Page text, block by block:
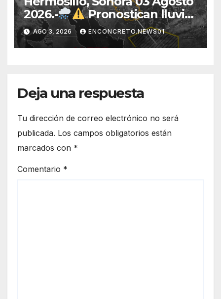
2026.-
Pronostican lluvias
para Hermosillo esta noche;
norte de Sonora registra
mayor potencial de
AGO 3, 2026 ENCONCRETO.NEWS01
Deja una respuesta
Tu dirección de correo electrónico no será
publicada. Los campos obligatorios están
marcados con *
Comentario *